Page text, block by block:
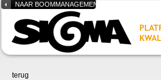
NAAR BOOMMANAGEMENT.NL
terug